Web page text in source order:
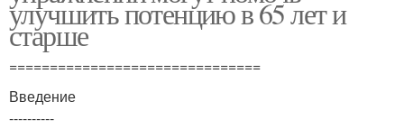
улучшить потенцию в 65 лет и
старше
===============================
Введение
----------